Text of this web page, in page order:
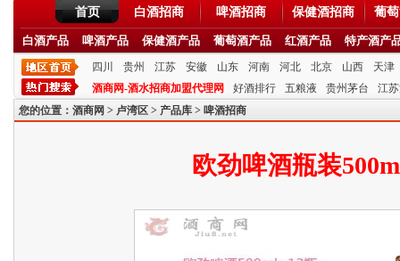
首页 白酒招商 啤酒招商 保健酒招商 葡
白酒产品 啤酒产品 保健酒产品 葡萄酒产品 红酒产品 特产酒产
四川 贵州 江苏 安徽 山东 河南 河北 北京 山西
天津
酒商网-酒水招商加盟代理网
好酒排行 五粮液 贵州茅台
江
您的位置： 酒商网 > 卢湾区 > 产品库 > 啤酒招商
欧劲啤酒瓶装